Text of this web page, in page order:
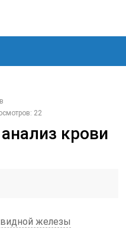
22
крови
железы